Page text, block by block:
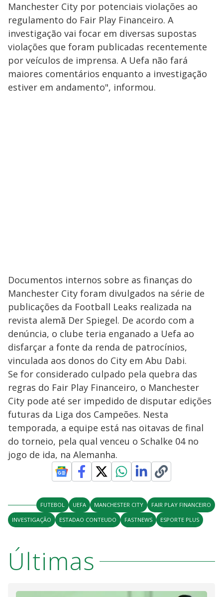
Manchester City por potenciais violações ao
regulamento do Fair Play Financeiro. A
investigação vai focar em diversas supostas
violações que foram publicadas recentemente
por veículos de imprensa. A Uefa não fará
maiores comentários enquanto a investigação
estiver em andamento", informou.
Documentos internos sobre as finanças do
Manchester City foram divulgados na série de
publicações da Football Leaks realizada na
revista alemã Der Spiegel. De acordo com a
denúncia, o clube teria enganado a Uefa ao
disfarçar a fonte da renda de patrocínios,
vinculada aos donos do City em Abu Dabi.
Se for considerado culpado pela quebra das
regras do Fair Play Financeiro, o Manchester
City pode até ser impedido de disputar edições
futuras da Liga dos Campeões. Nesta
temporada, a equipe está nas oitavas de final
do torneio, pela qual venceu o Schalke 04 no
jogo de ida, na Alemanha.
FUTEBOL UEFA MANCHESTER CITY
FAIR PLAY FINANCEIRO
INVESTIGAÇÃO
ESTADAO CONTEUDO FASTNEWS ESPORTE PLUS
Últimas